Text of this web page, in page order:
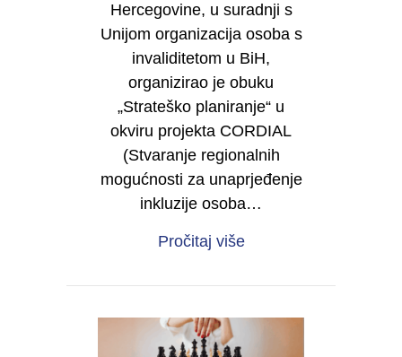
Hercegovine, u suradnji s
Unijom organizacija osoba s
invaliditetom u BiH,
organizirao je obuku
„Strateško planiranje“ u
okviru projekta CORDIAL
(Stvaranje regionalnih
mogućnosti za unaprjeđenje
inkluzije osoba…
Pročitaj višeabout Od vizije do